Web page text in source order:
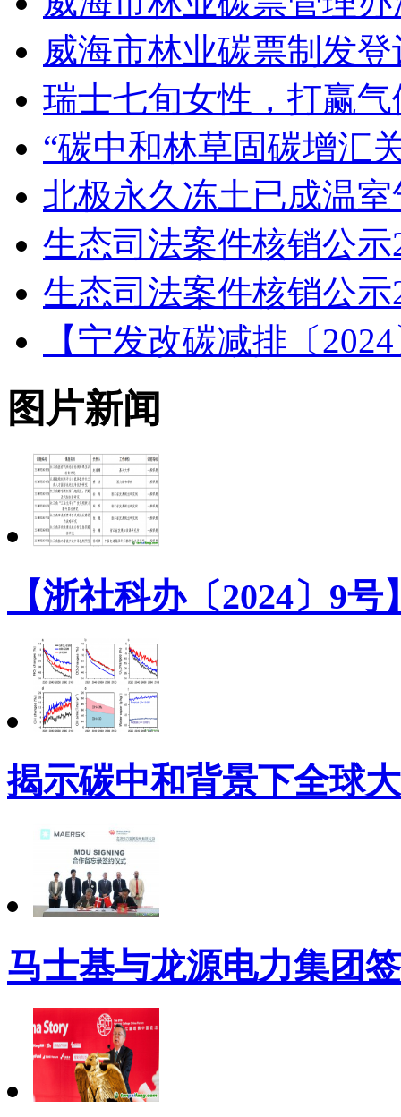
威海市林业碳票制发
瑞士七旬女性，打赢
“碳中和林草固碳增汇
北极永久冻土已成温
生态司法案件核销公示
生态司法案件核销公示
【宁发改碳减排〔
图片新闻
【浙社科办〔2024〕9
揭示碳中和背景下全球
马士基与龙源电力集团